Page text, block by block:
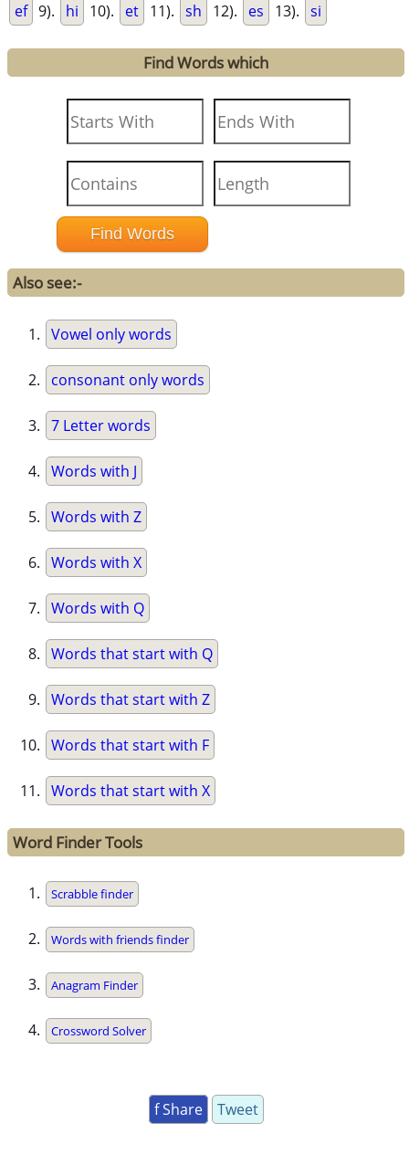
ef 9). hi 10). et 11). sh 12). es 13). si
Find Words which
Also see:-
Vowel only words
consonant only words
7 Letter words
Words with J
Words with Z
Words with X
Words with Q
Words that start with Q
Words that start with Z
Words that start with F
Words that start with X
Word Finder Tools
Scrabble finder
Words with friends finder
Anagram Finder
Crossword Solver
f Share Tweet